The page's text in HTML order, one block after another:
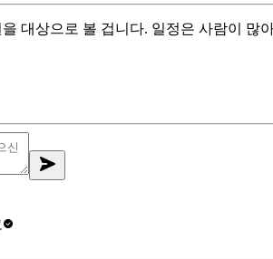
대상으로 볼 겁니다. 일정은 사람이 많